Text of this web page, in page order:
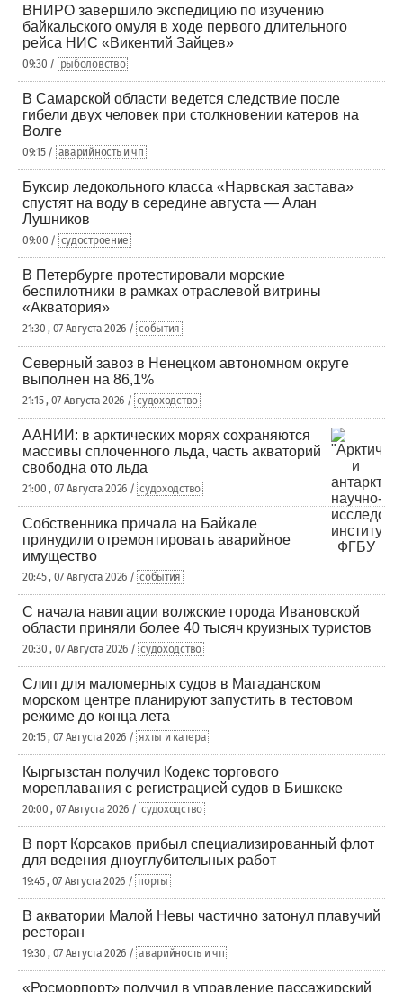
ВНИРО завершило экспедицию по изучению
байкальского омуля в ходе первого длительного
рейса НИС «Викентий Зайцев»
09:30 / рыболовство
В Самарской области ведется следствие после
гибели двух человек при столкновении катеров на
Волге
09:15 / аварийность и чп
Буксир ледокольного класса «Нарвская застава»
спустят на воду в середине августа — Алан
Лушников
09:00 / судостроение
В Петербурге протестировали морские
беспилотники в рамках отраслевой витрины
«Акватория»
21:30 , 07 Августа 2026 / события
Северный завоз в Ненецком автономном округе
выполнен на 86,1%
21:15 , 07 Августа 2026 / судоходство
ААНИИ: в арктических морях сохраняются
массивы сплоченного льда, часть акваторий
свободна ото льда
21:00 , 07 Августа 2026 / судоходство
Собственника причала на Байкале
принудили отремонтировать аварийное
имущество
20:45 , 07 Августа 2026 / события
С начала навигации волжские города Ивановской
области приняли более 40 тысяч круизных туристов
20:30 , 07 Августа 2026 / судоходство
Слип для маломерных судов в Магаданском
морском центре планируют запустить в тестовом
режиме до конца лета
20:15 , 07 Августа 2026 / яхты и катера
Кыргызстан получил Кодекс торгового
мореплавания с регистрацией судов в Бишкеке
20:00 , 07 Августа 2026 / судоходство
В порт Корсаков прибыл специализированный флот
для ведения дноуглубительных работ
19:45 , 07 Августа 2026 / порты
В акватории Малой Невы частично затонул плавучий
ресторан
19:30 , 07 Августа 2026 / аварийность и чп
«Росморпорт» получил в управление пассажирский